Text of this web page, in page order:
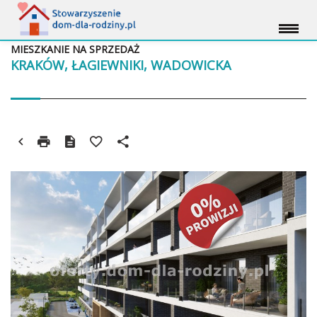
KRAKÓW, ŁAGIEWNIKI, WADOWICKA
MIESZKANIE NA SPRZEDAŻ